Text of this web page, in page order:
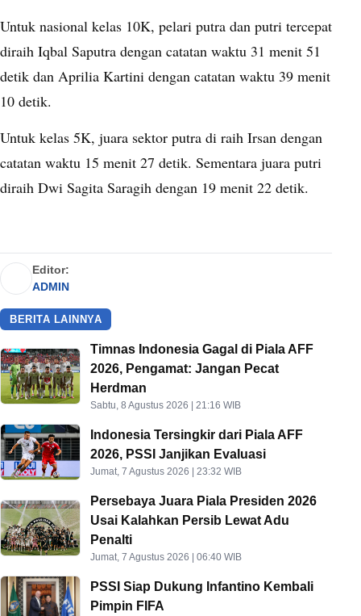
Untuk nasional kelas 10K, pelari putra dan putri tercepat
diraih Iqbal Saputra dengan catatan waktu 31 menit 51
detik dan Aprilia Kartini dengan catatan waktu 39 menit
10 detik.
Untuk kelas 5K, juara sektor putra di raih Irsan dengan
catatan waktu 15 menit 27 detik. Sementara juara putri
diraih Dwi Sagita Saragih dengan 19 menit 22 detik.
Editor:
ADMIN
BERITA LAINNYA
Timnas Indonesia Gagal di Piala AFF
2026, Pengamat: Jangan Pecat
Herdman
Sabtu, 8 Agustus 2026 | 21:16 WIB
Indonesia Tersingkir dari Piala AFF
2026, PSSI Janjikan Evaluasi
Jumat, 7 Agustus 2026 | 23:32 WIB
Persebaya Juara Piala Presiden 2026
Usai Kalahkan Persib Lewat Adu
Penalti
Jumat, 7 Agustus 2026 | 06:40 WIB
PSSI Siap Dukung Infantino Kembali
Pimpin FIFA